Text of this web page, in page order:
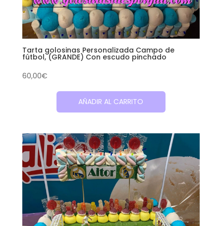
Tarta golosinas Personalizada Campo de
fútbol, (GRANDE) Con escudo pinchado
60,00€
AÑADIR AL CARRITO